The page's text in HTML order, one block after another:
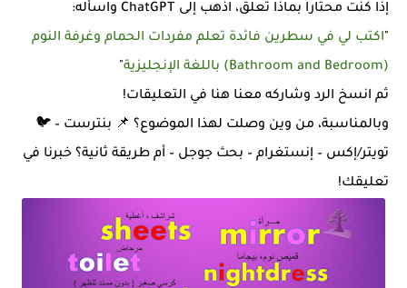
إذا كنت محتاراً بماذا تُعلق، اذهب إلى ChatGPT واسأله:
"اكتب لي في سطرين فائدة تعلم مفردات الحمام وغرفة النوم
(Bathroom and Bedroom) باللغة الإنجليزية
"
ثم انسخ الرد وشاركه معنا هنا في التعليقات!
وبالمناسبة، من وين وصلت لهذا الموضوع؟ 📌 بنترست – 🐦
تويتر/إكس – إنستغرام – بحث جوجل – أم طريقة ثانية؟ خبرنا في
تعليقك!